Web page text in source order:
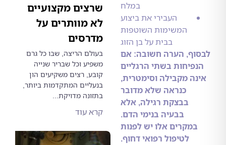
העבירי את ביצוע
המשימות השוטפות
בבית על בן הזוג
הערה חשובה: אם
בשתי הרגליים
מקבילה וסימטרית,
כנראה שלא מדובר
בבצקת רגילה, אלא
בבעיה בנימי הדם.
אלו יש לפנות
לטיפול רפואי דחוף.
שרצים מקצועיים
לא מוותרים על
מדרסים
בעולם הריצה, שבו כל גרם
משפיע וכל שבריר שנייה
קובע, רצים משקיעים הון
בנעליים המתקדמות ביותר,
בתזונה מדויקת...
קרא עוד